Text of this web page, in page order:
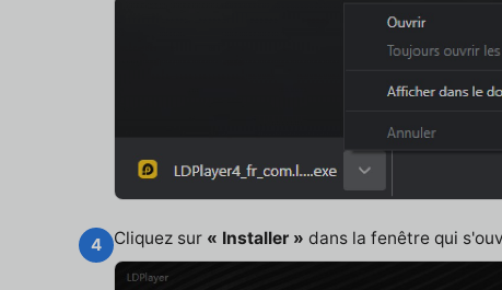
4 Cliquez sur « Installer » dans la fenêtre qui